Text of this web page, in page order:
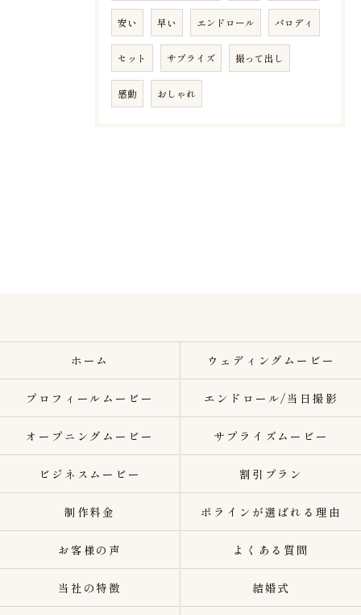
安い 早い エンドロール パロディ
セット サプライズ 撮って出し
感動 おしゃれ
ホーム ウェディングムービー
プロフィールムービー エンドロール/当日撮影
オープニングムービー サプライズムービー
ビジネスムービー 割引プラン
制作料金 ポラインが選ばれる理由
お客様の声 よくある質問
当社の特徴 結婚式